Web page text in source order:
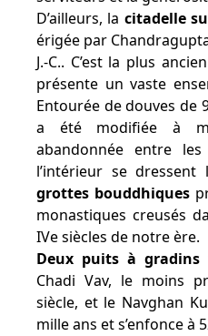
D’ailleurs, la citadelle
érigée par
J.-C.. C’est la plus
présente un vaste
Entourée de douves de
a été modifiée à
abandonnée entre
l’intérieur se dressent
grottes bouddhiques
monastiques creusés
IVe siècles de notre ère.
Deux puits à gradins
Chadi Vav, le moins
siècle, et le Navghan
mille ans et s’enfonce à